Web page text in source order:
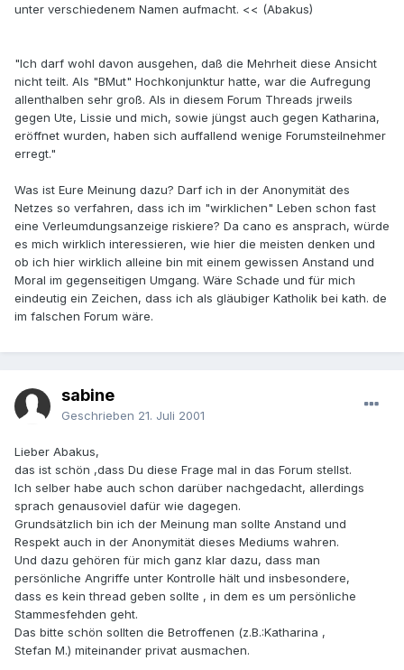
unter verschiedenem Namen aufmacht. << (Abakus)
"Ich darf wohl davon ausgehen, daß die Mehrheit diese Ansicht
nicht teilt. Als "BMut" Hochkonjunktur hatte, war die Aufregung
allenthalben sehr groß. Als in diesem Forum Threads jrweils
gegen Ute, Lissie und mich, sowie jüngst auch gegen Katharina,
eröffnet wurden, haben sich auffallend wenige Forumsteilnehmer
erregt."
Was ist Eure Meinung dazu? Darf ich in der Anonymität des
Netzes so verfahren, dass ich im "wirklichen" Leben schon fast
eine Verleumdungsanzeige riskiere? Da cano es ansprach, würde
es mich wirklich interessieren, wie hier die meisten denken und
ob ich hier wirklich alleine bin mit einem gewissen Anstand und
Moral im gegenseitigen Umgang. Wäre Schade und für mich
eindeutig ein Zeichen, dass ich als gläubiger Katholik bei kath. de
im falschen Forum wäre.
sabine
Geschrieben 21. Juli 2001
Lieber Abakus,
das ist schön ,dass Du diese Frage mal in das Forum stellst.
Ich selber habe auch schon darüber nachgedacht, allerdings
sprach genausoviel dafür wie dagegen.
Grundsätzlich bin ich der Meinung man sollte Anstand und
Respekt auch in der Anonymität dieses Mediums wahren.
Und dazu gehören für mich ganz klar dazu, dass man
persönliche Angriffe unter Kontrolle hält und insbesondere,
dass es kein thread geben sollte , in dem es um persönliche
Stammesfehden geht.
Das bitte schön sollten die Betroffenen (z.B.:Katharina ,
Stefan M.) miteinander privat ausmachen.